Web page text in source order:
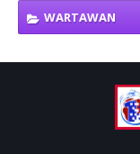
WARTAWAN